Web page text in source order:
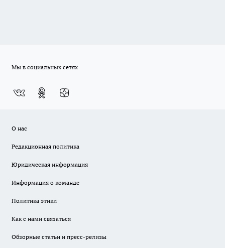
Мы в социальных сетях
О нас
Редакционная политика
Юридическая информация
Информация о команде
Политика этики
Как с нами связаться
Обзорные статьи и пресс-релизы